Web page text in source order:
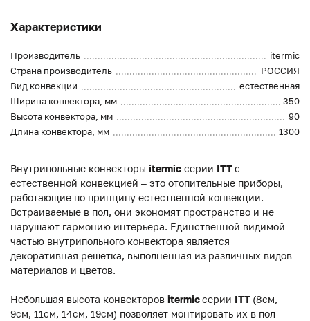
Характеристики
Производитель
itermic
Страна производитель
РОССИЯ
Вид конвекции
естественная
Ширина конвектора, мм
350
Высота конвектора, мм
90
Длина конвектора, мм
1300
Внутрипольные конвекторы itermic серии ITTс
естественной конвекцией – это отопительные приборы,
работающие по принципу естественной конвекции.
Встраиваемые в пол, они экономят пространство и не
нарушают гармонию интерьера. Единственной видимой
частью внутрипольного конвектора является
декоративная решетка, выполненная из различных видов
материалов и цветов.
Небольшая высота конвекторов itermicсерии ITT (8см,
9см, 11см, 14см, 19см) позволяет монтировать их в пол